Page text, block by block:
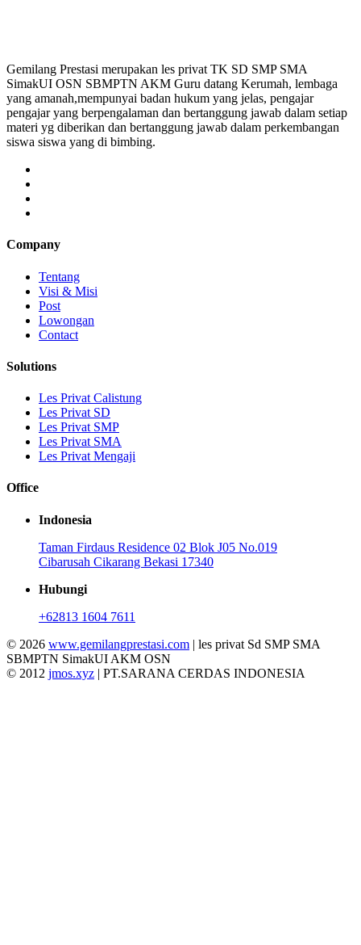
Gemilang Prestasi merupakan les privat TK SD SMP SMA
SimakUI OSN SBMPTN AKM Guru datang Kerumah, lembaga
yang amanah,mempunyai badan hukum yang jelas, pengajar
pengajar yang berpengalaman dan bertanggung jawab dalam setiap
materi yg diberikan dan bertanggung jawab dalam perkembangan
siswa siswa yang di bimbing.
Company
Tentang
Visi & Misi
Post
Lowongan
Contact
Solutions
Les Privat Calistung
Les Privat SD
Les Privat SMP
Les Privat SMA
Les Privat Mengaji
Office
Indonesia
Taman Firdaus Residence 02 Blok J05 No.019
Cibarusah Cikarang Bekasi 17340
Hubungi
+62813 1604 7611
© 2026 www.gemilangprestasi.com | les privat Sd SMP SMA
SBMPTN SimakUI AKM OSN
© 2012 jmos.xyz | PT.SARANA CERDAS INDONESIA